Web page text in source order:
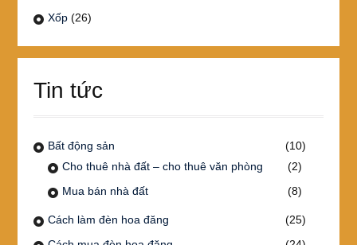
Xốp (26)
Tin tức
Bất động sản
(10)
Cho thuê nhà đất – cho thuê văn phòng
(2)
Mua bán nhà đất
(8)
Cách làm đèn hoa đăng
(25)